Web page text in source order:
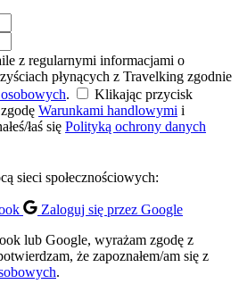
z regularnymi informacjami o
płynących z Travelking zgodnie
.
Klikając przycisk
Warunkami handlowymi i
łaś się Polityką ochrony danych
sieci społecznościowych:
Zaloguj się przez Google
lub Google, wyrażam zgodę z
że zapoznałem/am się z
.